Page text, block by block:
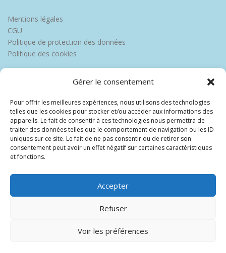
Gérer le consentement
Pour offrir les meilleures expériences, nous utilisons des technologies
telles que les cookies pour stocker et/ou accéder aux informations des
appareils. Le fait de consentir à ces technologies nous permettra de
traiter des données telles que le comportement de navigation ou les ID
uniques sur ce site. Le fait de ne pas consentir ou de retirer son
consentement peut avoir un effet négatif sur certaines caractéristiques
et fonctions.
Accepter
Refuser
Voir les préférences
Mentions légales
CGU
Politique de protection des données
Politique des cookies
Copyright © 2026 Europe Martinique